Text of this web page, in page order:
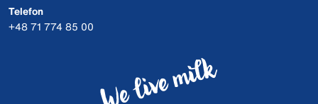
Telefon
+48 71 774 85 00